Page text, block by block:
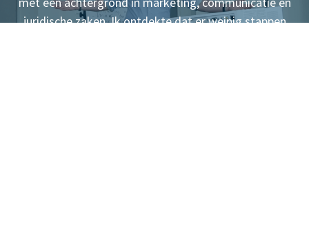
juridische zaken. Ik ontdekte dat er weinig stappen